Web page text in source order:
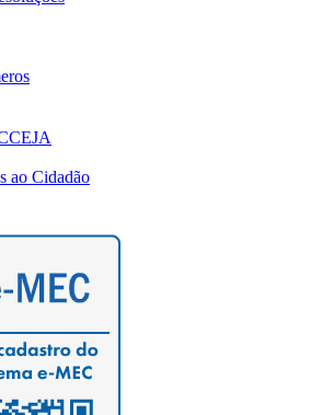
ao Cidadão